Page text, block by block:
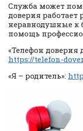
Служба может
доверия работает
неравнодушные к
помощь
«Телефон доверия
https://telefon-
«Я – родитель»: